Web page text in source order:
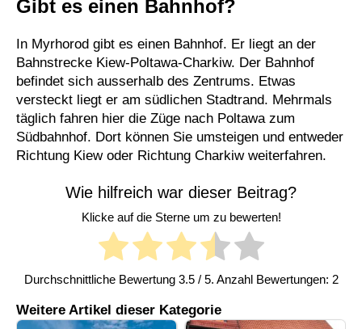
Gibt es einen Bahnhof?
In Myrhorod gibt es einen Bahnhof. Er liegt an der
Bahnstrecke Kiew-Poltawa-Charkiw. Der Bahnhof
befindet sich ausserhalb des Zentrums. Etwas
versteckt liegt er am südlichen Stadtrand. Mehrmals
täglich fahren hier die Züge nach Poltawa zum
Südbahnhof. Dort können Sie umsteigen und entweder
Richtung Kiew oder Richtung Charkiw weiterfahren.
Wie hilfreich war dieser Beitrag?
Klicke auf die Sterne um zu bewerten!
Durchschnittliche Bewertung 3.5/ 5. Anzahl Bewertungen: 2
Weitere Artikel dieser Kategorie